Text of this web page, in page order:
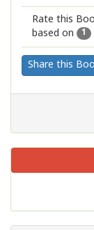
Rate this
based on
1
Share this